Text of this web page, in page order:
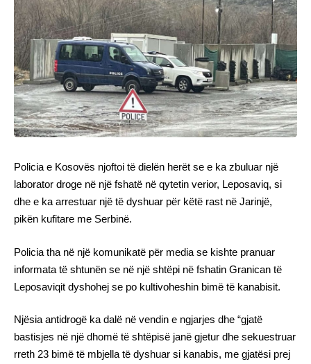
Policia e Kosovës njoftoi të dielën herët se e ka zbuluar një
laborator droge në një fshatë në qytetin verior, Leposaviq, si
dhe e ka arrestuar një të dyshuar për këtë rast në Jarinjë,
pikën kufitare me Serbinë.
Policia tha në një komunikatë për media se kishte pranuar
informata të shtunën se në një shtëpi në fshatin Granican të
Leposaviqit dyshohej se po kultivoheshin bimë të kanabisit.
Njësia antidrogë ka dalë në vendin e ngjarjes dhe “gjatë
bastisjes në një dhomë të shtëpisë janë gjetur dhe sekuestruar
rreth 23 bimë të mbjella të dyshuar si kanabis, me gjatësi prej